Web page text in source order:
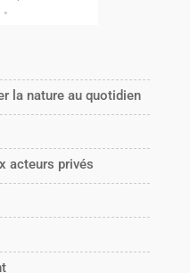
la nature au quotidien
acteurs privés